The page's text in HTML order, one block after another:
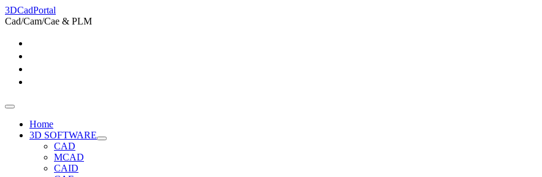
3DCadPortal
Cad/Cam/Cae & PLM
Home
3D SOFTWARE
CAD
MCAD
CAID